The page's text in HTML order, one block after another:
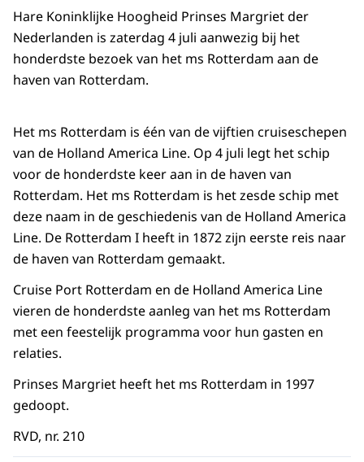
Hare Koninklijke Hoogheid Prinses Margriet der
Nederlanden is zaterdag 4 juli aanwezig bij het
honderdste bezoek van het ms Rotterdam aan de
haven van Rotterdam.
Het ms Rotterdam is één van de vijftien cruiseschepen
van de Holland America Line. Op 4 juli legt het schip
voor de honderdste keer aan in de haven van
Rotterdam. Het ms Rotterdam is het zesde schip met
deze naam in de geschiedenis van de Holland America
Line. De Rotterdam I heeft in 1872 zijn eerste reis naar
de haven van Rotterdam gemaakt.
Cruise Port Rotterdam en de Holland America Line
vieren de honderdste aanleg van het ms Rotterdam
met een feestelijk programma voor hun gasten en
relaties.
Prinses Margriet heeft het ms Rotterdam in 1997
gedoopt.
RVD, nr. 210